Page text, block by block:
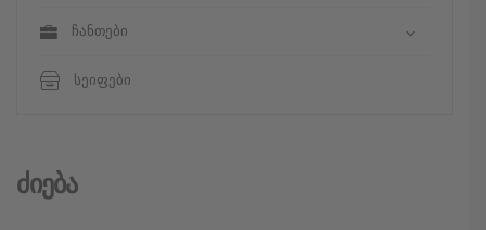
ჩანთები
სეიფები
Ძიება